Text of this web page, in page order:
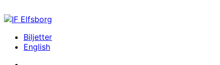
Biljetter
English